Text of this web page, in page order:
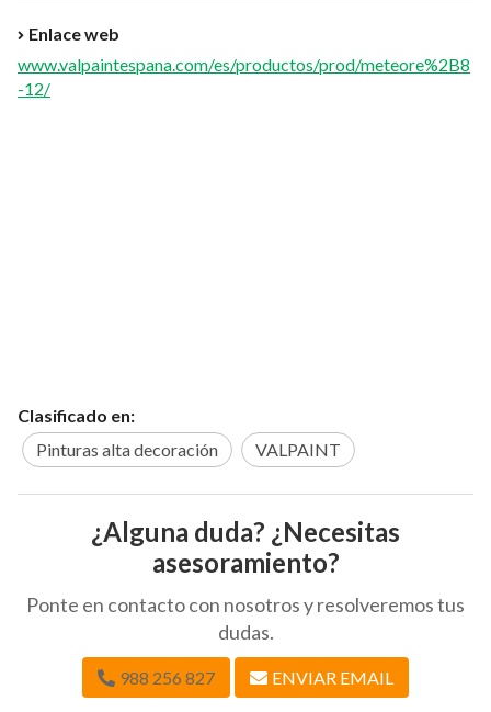
Enlace web
www.valpaintespana.com/es/productos/prod/meteore%2B8
-12/
Clasificado en:
Pinturas alta decoración
VALPAINT
¿Alguna duda? ¿Necesitas
asesoramiento?
Ponte en contacto con nosotros y resolveremos tus
dudas.
988 256 827 ENVIAR EMAIL